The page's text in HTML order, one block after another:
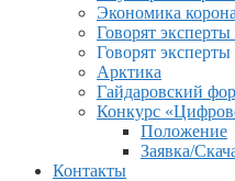
Экономика
Говорят
Говорят
Арктика
Гайдаровский
Конкурс
Положение
Заявка/
Контакты